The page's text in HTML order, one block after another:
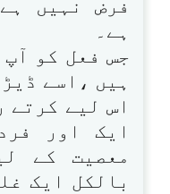
فرض نہیں
ہے۔
جس فعل کو
ہیں ،اسے
اس لیے کرتے
ایک اور
معصیت کے
بالکل ایک